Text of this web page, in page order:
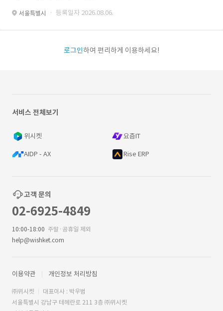
서울특별시 · 등록일자 2026.08.06.
로그인하여 편리하게 이용하세요!
서비스 전체보기
위시켓 요즘IT
AIDP - AX Rise ERP
고객 문의
02-6925-4849
10:00-18:00 주말·공휴일 제외
help@wishket.com
이용약관 개인정보 처리방침
㈜위시켓
대표이사 : 박우범
서울특별시 강남구 테헤란로 211 3층 ㈜위시켓